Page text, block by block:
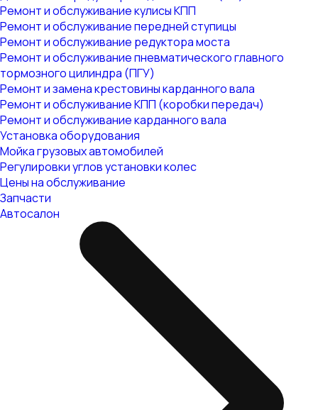
Ремонт и обслуживание кулисы КПП
Ремонт и обслуживание передней ступицы
Ремонт и обслуживание редуктора моста
Ремонт и обслуживание пневматического главного
тормозного цилиндра (ПГУ)
Ремонт и замена крестовины карданного вала
Ремонт и обслуживание КПП (коробки передач)
Ремонт и обслуживание карданного вала
Установка оборудования
Мойка грузовых автомобилей
Регулировки углов установки колес
Цены на обслуживание
Запчасти
Автосалон